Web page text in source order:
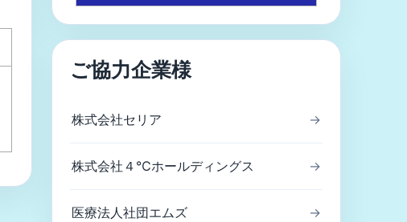
ご協力企業様
株式会社セリア →
株式会社４℃ホールディングス →
医療法人社団エムズ →